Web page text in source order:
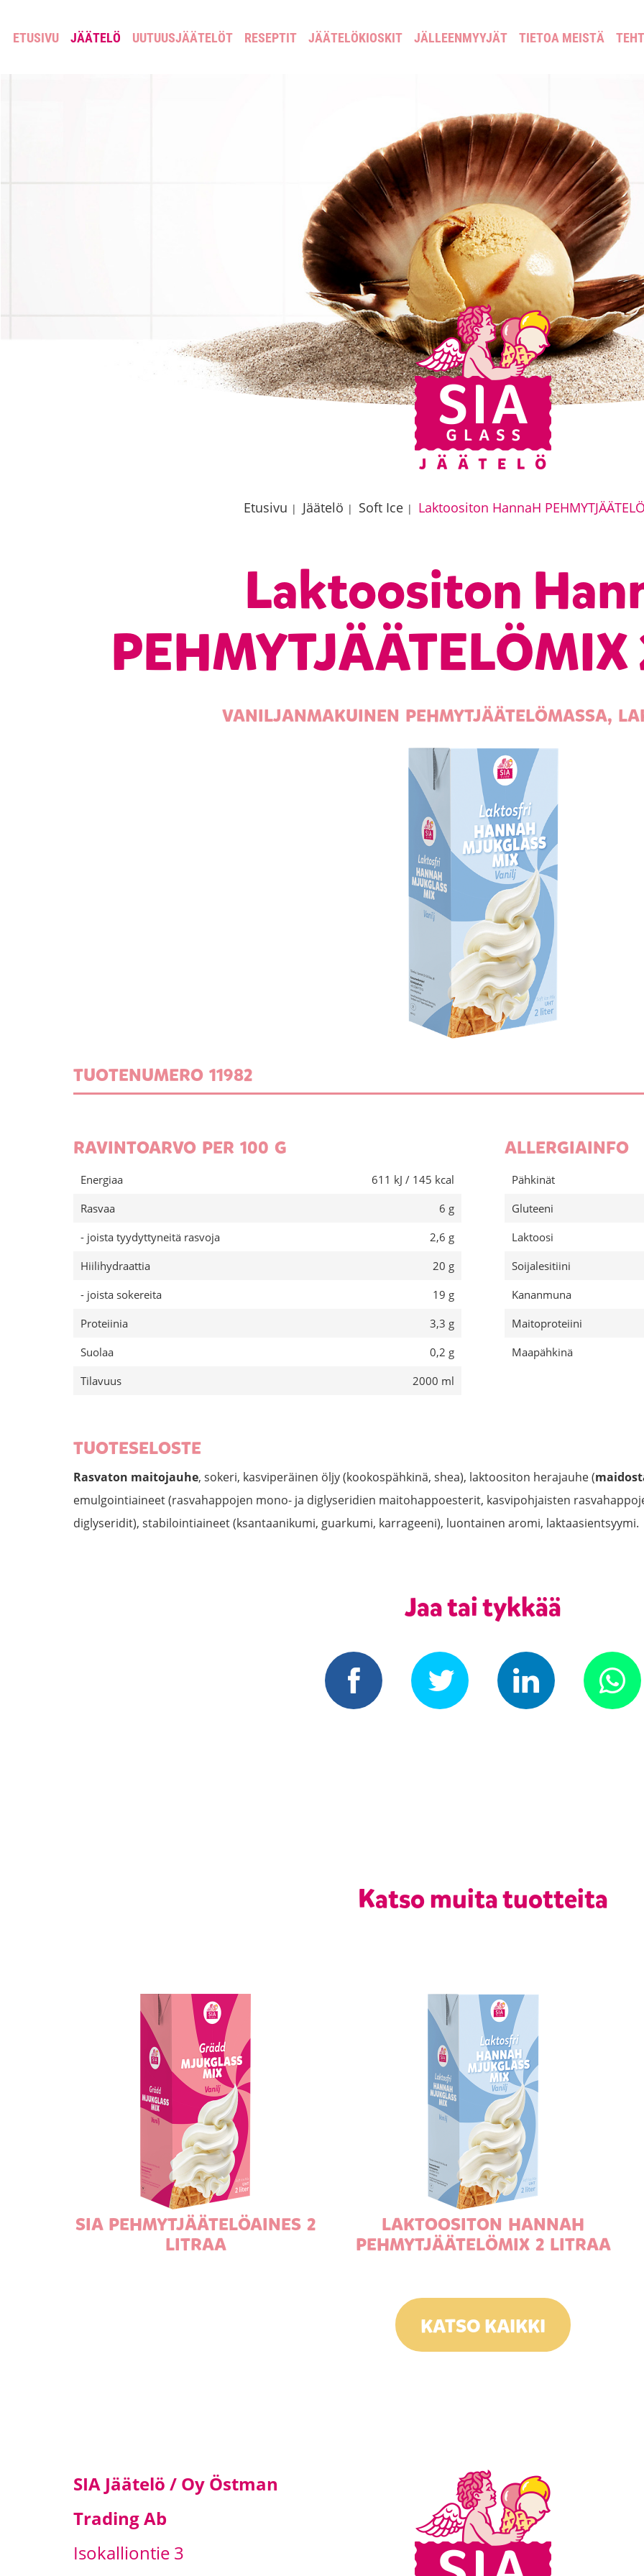
ETUSIVU JÄÄTELÖ UUTUUSJÄÄTELÖT RESEPTIT JÄÄTELÖKIOSKIT JÄLLEENMYYJÄT TIETOA MEISTÄ
Etusivu | Jäätelö | Soft Ice | Laktoositon HannaH
Laktoositon
VANILJANMAKUINEN PEHMYTJÄÄTELÖMASSA,
TUOTENUMERO 11982
RAVINTOARVO PER 100 G
Energiaa
611 kJ / 145 kcal
Rasvaa
6 g
- joista tyydyttyneitä rasvoja
2,6 g
Hiilihydraattia
20 g
- joista sokereita
19 g
Proteiinia
3,3 g
Suolaa
0,2 g
Tilavuus
2000 ml
ALLERGIAINFO
Pähkinät
Gluteeni
Laktoosi
Soijalesitiini
Kananmuna
Maitoproteiini
Maapähkinä
TUOTESELOSTE
Rasvaton maitojauhe, sokeri, kasviperäinen öljy (kookospähkinä, shea), laktoositon herajauhe (
emulgointiaineet (rasvahappojen mono- ja diglyseridien maitohappoesterit, kasvipohjaisten
diglyseridit), stabilointiaineet (ksantaanikumi, guarkumi, karrageeni), luontainen aromi, laktaasientsyymi.
Jaa tai tykkää
Katso muita tuotteita
SIA PEHMYTJÄÄTELÖAINES 2
LITRAA
LAKTOOSITON HANNAH
PEHMYTJÄÄTELÖMIX 2 LITRAA
KATSO KAIKKI
SIA Jäätelö / Oy Östman
Trading Ab
Isokalliontie 3